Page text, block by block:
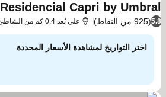
Residencial Capri by Umbral
5.8(925 من النقاط) على بُعد 0.4 كم من الشاطئ
اختر التواريخ لمشاهدة الأسعار المحددة